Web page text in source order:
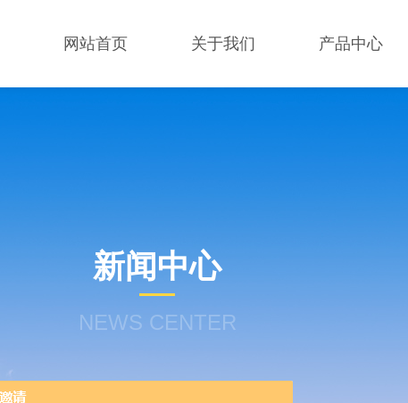
网站首页 关于我们 产品中心
新闻中心
NEWS CENTER